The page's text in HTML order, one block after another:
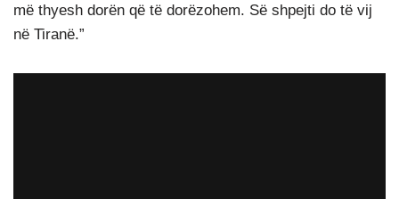
më thyesh dorën që të dorëzohem. Së shpejti do të vij
në Tiranë.”